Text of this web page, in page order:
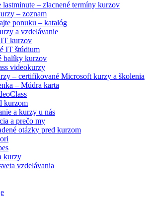
lastminute – zlacnené termíny kurzov
– zoznam
ponuku – katalóg
a vzdelávanie
kurzov
IT štúdium
balíky kurzov
videokurzy
– certifikované Microsoft kurzy a školenia
– Múdra karta
kurzom
a kurzy u nás
a prečo my
otázky pred kurzom
kurzy
vzdelávania